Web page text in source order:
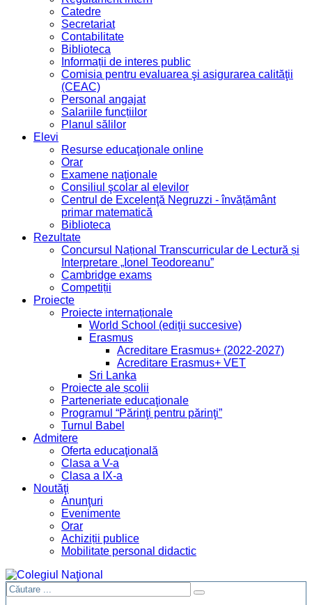
Catedre
Secretariat
Contabilitate
Biblioteca
Informații de interes public
Comisia pentru evaluarea şi asigurarea calităţii
(CEAC)
Personal angajat
Salariile funcțiilor
Planul sălilor
Elevi
Resurse educaţionale online
Orar
Examene naţionale
Consiliul şcolar al elevilor
Centrul de Excelenţă Negruzzi - învățământ
primar matematică
Biblioteca
Rezultate
Concursul Național Transcurricular de Lectură și
Interpretare „Ionel Teodoreanu”
Cambridge exams
Competiții
Proiecte
Proiecte internaționale
World School (ediţii succesive)
Erasmus
Acreditare Erasmus+ (2022-2027)
Acreditare Erasmus+ VET
Sri Lanka
Proiecte ale școlii
Parteneriate educaţionale
Programul “Părinţi pentru părinţi”
Turnul Babel
Admitere
Oferta educaţională
Clasa a V-a
Clasa a IX-a
Noutăţi
Anunţuri
Evenimente
Orar
Achiziții publice
Mobilitate personal didactic